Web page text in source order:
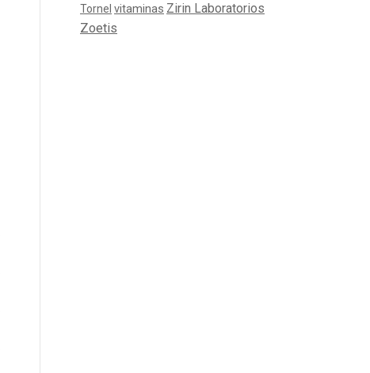
Tornel vitaminas Zirin Laboratorios
Zoetis